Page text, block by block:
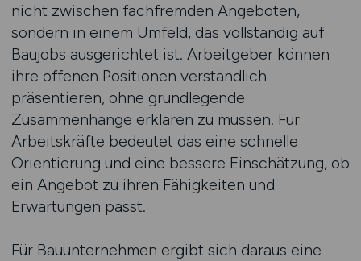
nicht zwischen fachfremden Angeboten,
sondern in einem Umfeld, das vollständig auf
Baujobs ausgerichtet ist. Arbeitgeber können
ihre offenen Positionen verständlich
präsentieren, ohne grundlegende
Zusammenhänge erklären zu müssen. Für
Arbeitskräfte bedeutet das eine schnelle
Orientierung und eine bessere Einschätzung, ob
ein Angebot zu ihren Fähigkeiten und
Erwartungen passt.
Für Bauunternehmen ergibt sich daraus eine